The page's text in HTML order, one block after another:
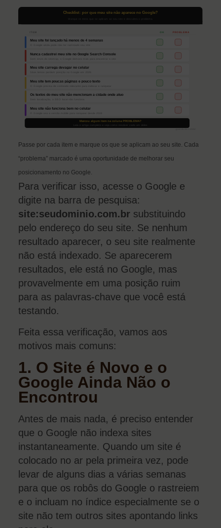
Passe por cada item e marque os que se aplicam ao seu site. Cada
“problema” marcado é uma oportunidade de melhorar seu
posicionamento no Google.
Para verificar isso, acesse o Google e
digite na barra de pesquisa:
site:seudominio.com.brsubstituindo
pelo endereço do seu site. Se nenhum
resultado aparecer, o seu site realmente
não está indexado. Se aparecerem
resultados, ele está no Google, mas
provavelmente em uma posição ruim
para as palavras-chave que você está
testando.
Feita essa verificação, vamos aos
motivos mais comuns:
1. O Site é Novo e o
Google Ainda Não o
Encontrou
Antes de mais nada, é preciso entender
que o Google não indexa sites
instantaneamente. Quando um site é
colocado no ar pela primeira vez, pode
levar de alguns dias a várias semanas
para que os robôs do Google o rastreiem
e o incluam no índice especialmente se o
site não tem outros sites apontando links